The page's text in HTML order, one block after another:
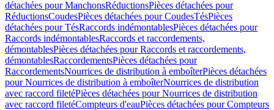
détachées pour ManchonsRéductionsPièces détachées pour
RéductionsCoudesPièces détachées pour CoudesTésPièces
détachées pour TésRaccords indémontablesPièces détachées pour
Raccords indémontablesRaccords et raccordements,
démontablesPièces détachées pour Raccords et raccordements,
démontablesRaccordementsPièces détachées pour
RaccordementsNourrices de distribution à emboîterPièces détachées
pour Nourrices de distribution à emboîterNourrices de distribution
avec raccord filetéPièces détachées pour Nourrices de distribution
avec raccord filetéCompteurs d'eauPièces détachées pour Compteurs